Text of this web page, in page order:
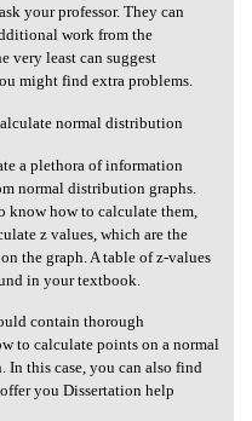
your professor. They can
work from the
very least can suggest
might find extra problems.
normal distribution
a plethora of information
normal distribution graphs.
know how to calculate them,
z values, which are the
the graph. A table of z-values
in your textbook.
contain thorough
to calculate points on a normal
In this case, you can also find
you Dissertation help